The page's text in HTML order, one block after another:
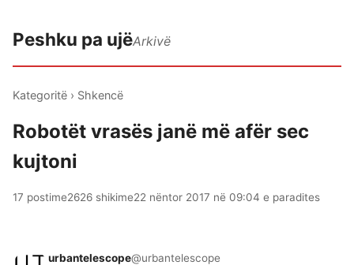
Peshku pa ujëArkivë
Kategoritë › Shkencë
Robotët vrasës janë më afër sec
kujtoni
17 postime2626 shikime22 nëntor 2017 në 09:04 e paradites
urbantelescope@urbantelescope